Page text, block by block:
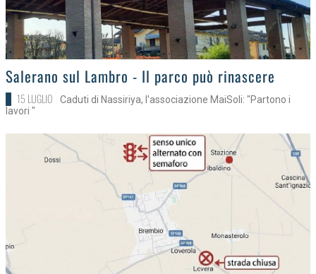
>
Salerano sul Lambro - Il parco può rinascere
15 LUGLIO
Caduti di Nassiriya, l'associazione MaiSoli: "Partono i
lavori "